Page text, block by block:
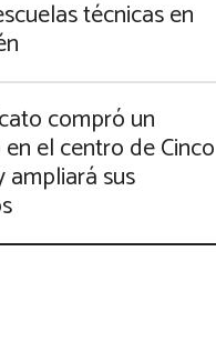
técnicas en
compró un
el centro de Cinco
ampliará sus